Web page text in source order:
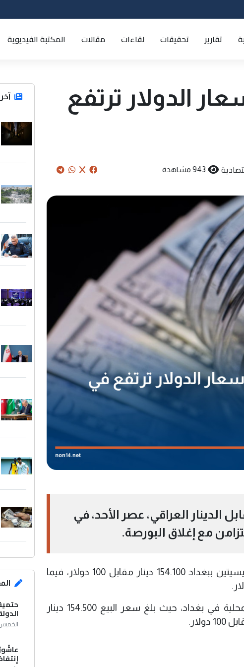
تقارير تحقيقات لقاءات مقالات المكتبة الفيديوية
الدولار ترتفع
943 مشاهدة
الدينار العراقي، عصر الأحد، في
مع إغلاق البورصة.
وسجلت أسعار الدولار في بورصتي الكفاح والحارثية الرئيسيتين ببغداد 154.100 دينار مقابل 100 دولار، فيما
وارتفعت أسعار الدولار في محال الصيرفة بالأسواق المحلية في بغداد، حيث بلغ سعر البيع 154.500 دينار
الخميس 06 آب